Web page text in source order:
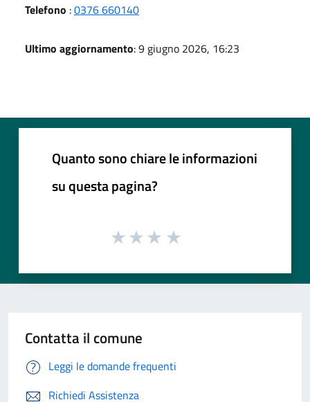
Telefono :0376 660140
Ultimo aggiornamento: 9 giugno 2026, 16:23
Quanto sono chiare le informazioni
su questa pagina?
Contatta il comune
Leggi le domande frequenti
Richiedi Assistenza